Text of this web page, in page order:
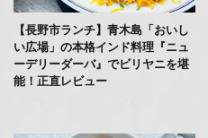
【長野市ランチ】青木島「おいし
い広場」の本格インド料理『ニュ
ーデリーダーバ』でビリヤニを堪
能！正直レビュー